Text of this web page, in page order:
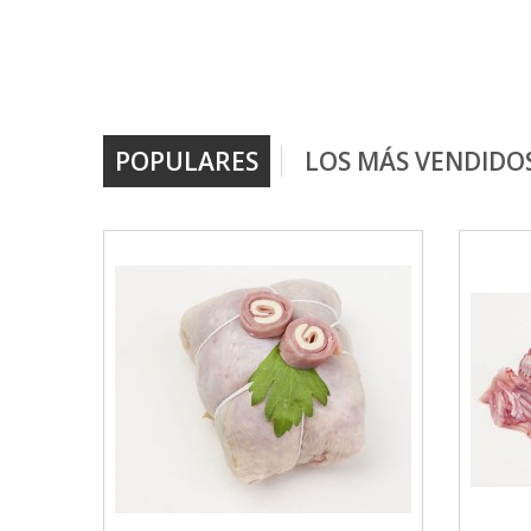
POPULARES LOS MÁS